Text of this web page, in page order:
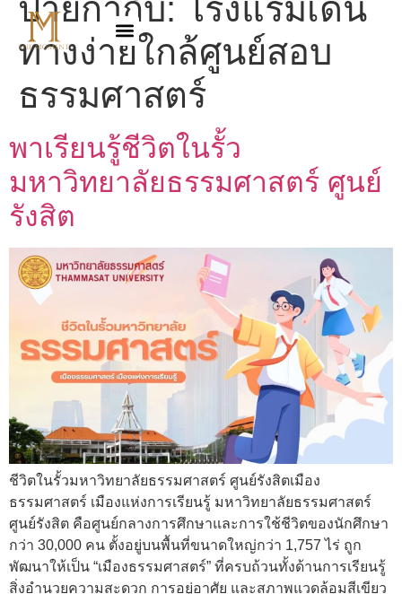
ป้ายกำกับ: โรงแรมเดิน
ทางง่ายใกล้ศูนย์สอบ
ธรรมศาสตร์
พาเรียนรู้ชีวิตในรั้ว
มหาวิทยาลัยธรรมศาสตร์ ศูนย์
รังสิต
ชีวิตในรั้วมหาวิทยาลัยธรรมศาสตร์ ศูนย์รังสิตเมือง
ธรรมศาสตร์ เมืองแห่งการเรียนรู้ มหาวิทยาลัยธรรมศาสตร์
ศูนย์รังสิต คือศูนย์กลางการศึกษาและการใช้ชีวิตของนักศึกษา
กว่า 30,000 คน ตั้งอยู่บนพื้นที่ขนาดใหญ่กว่า 1,757 ไร่ ถูก
พัฒนาให้เป็น “เมืองธรรมศาสตร์” ที่ครบถ้วนทั้งด้านการเรียนรู้
สิ่งอำนวยความสะดวก การอยู่อาศัย และสภาพแวดล้อมสีเขียว